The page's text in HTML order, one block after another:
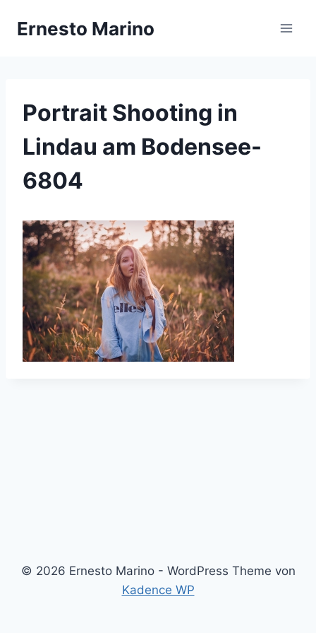
InhaltErnesto Marino
Portrait Shooting in
Lindau am Bodensee-
6804
© 2026 Ernesto Marino - WordPress Theme von
Kadence WP